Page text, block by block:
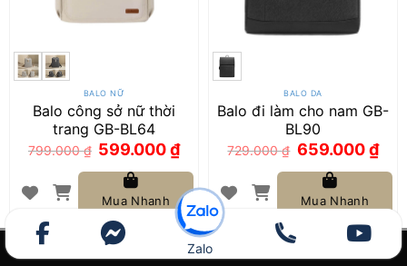
BALO NỮ
Balo công sở nữ thời
trang GB-BL64
799.000₫ Giá
gốc
799.000 ₫.
599.000₫Giá
hiện
là:
599.000 ₫.
Mua Nhanh
BALO DA
Balo đi làm cho nam GB-
BL90
729.000₫ Giá
gốc
729.000 ₫.
659.000₫Giá
hiện
là:
Mua Nhanh
Zalo